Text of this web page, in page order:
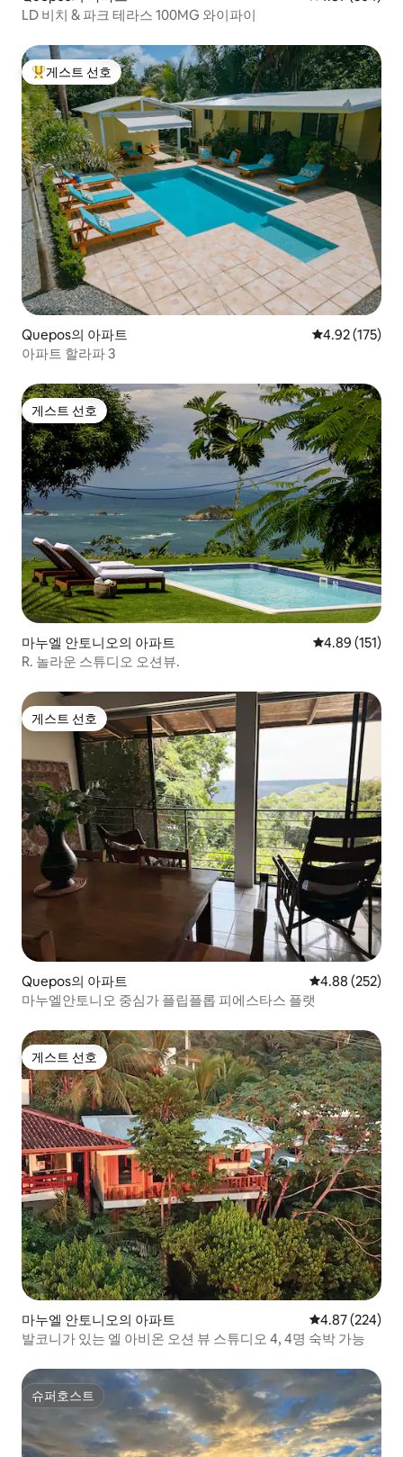
LD 비치 & 파크 테라스 100MG 와이파이
상위 게스트 선호
게스트 선호
Quepos의 아파트 평점 4.92점(5
4.92 (175)
아파트 할라파 3
게스트 선호
게스트 선호
마누엘 안토니오의 아파트 평점 4.89점(5
4.89 (151)
R. 놀라운 스튜디오 오션뷰.
게스트 선호
게스트 선호
Quepos의 아파트 평점 4.88점(5
4.88 (252)
마누엘안토니오 중심가 플립플롭 피에스타스 플랫
게스트 선호
게스트 선호
마누엘 안토니오의 아파트 평점 4.87점(5
4.87 (224)
발코니가 있는 엘 아비온 오션 뷰 스튜디오 4, 4명 숙박 가능
슈퍼호스트
슈퍼호스트